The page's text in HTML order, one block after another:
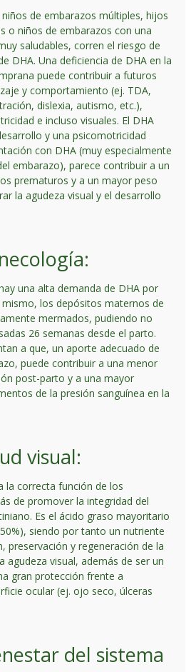
de embarazos múltiples, hijos
o niños de embarazos con una
saludables, corren el riesgo de
DHA. Una deficiencia de DHA en la
puede contribuir a futuros
y comportamiento (ej. TDA,
dislexia, autismo, etc.),
e incluso visuales. El DHA
y una psicomotricidad
con DHA (muy especialmente
embarazo), parece contribuir a un
prematuros y a un mayor peso
la agudeza visual y el desarrollo
una alta demanda de DHA por
los depósitos maternos de
mermados, pudiendo no
26 semanas desde el parto.
a que, un aporte adecuado de
puede contribuir a una menor
post-parto y a una mayor
de la presión sanguínea en la
visual:
la correcta función de los
de promover la integridad del
Es el ácido graso mayoritario
siendo por tanto un nutriente
preservación y regeneración de la
agudeza visual, además de ser un
gran protección frente a
ocular (ej. ojo seco, úlceras
del sistema